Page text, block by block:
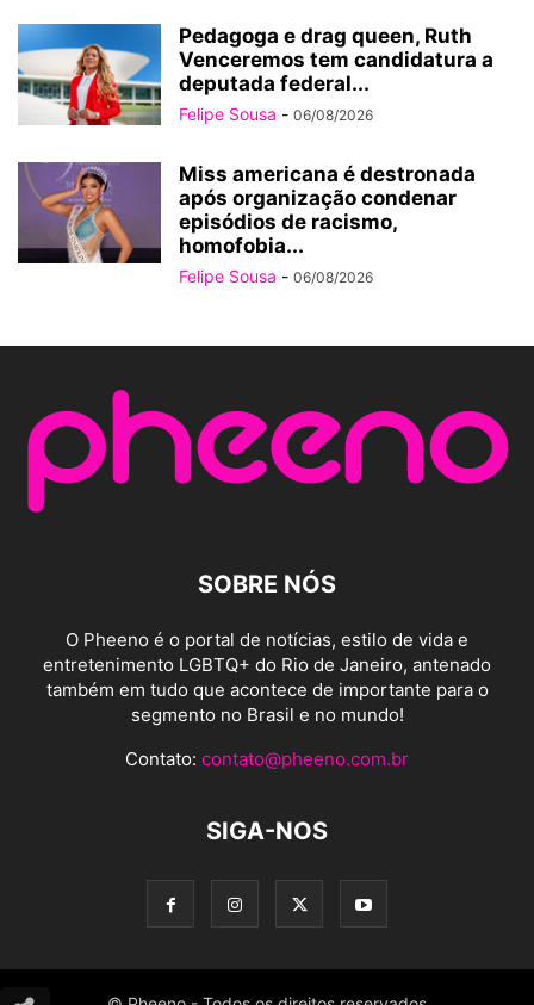
Pedagoga e drag queen, Ruth
Venceremos tem candidatura a
deputada federal...
Felipe Sousa - 06/08/2026
Miss americana é destronada
após organização condenar
episódios de racismo,
homofobia...
Felipe Sousa - 06/08/2026
SOBRE NÓS
O Pheeno é o portal de notícias, estilo de vida e
entretenimento LGBTQ+ do Rio de Janeiro, antenado
também em tudo que acontece de importante para o
segmento no Brasil e no mundo!
Contato: contato@pheeno.com.br
SIGA-NOS